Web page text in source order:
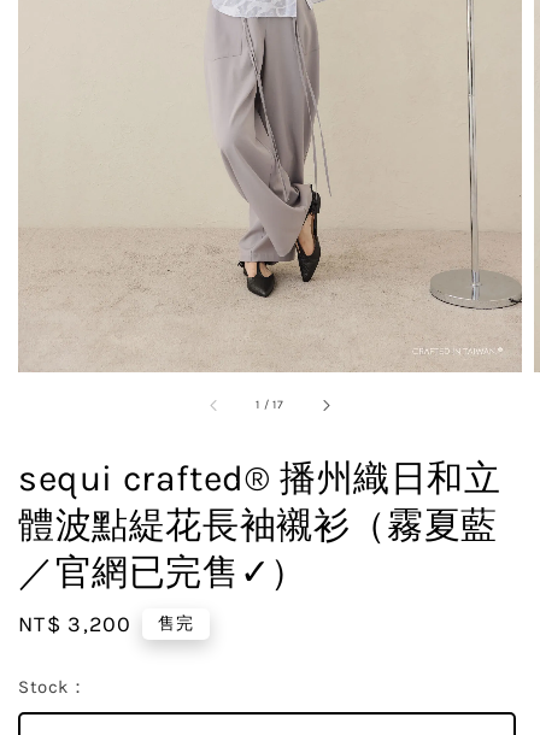
1 /17
sequi crafted® 播州織日和立
體波點緹花長袖襯衫（霧夏藍
／官網已完售✓）
Regular
NT$ 3,200 售完
Stock：